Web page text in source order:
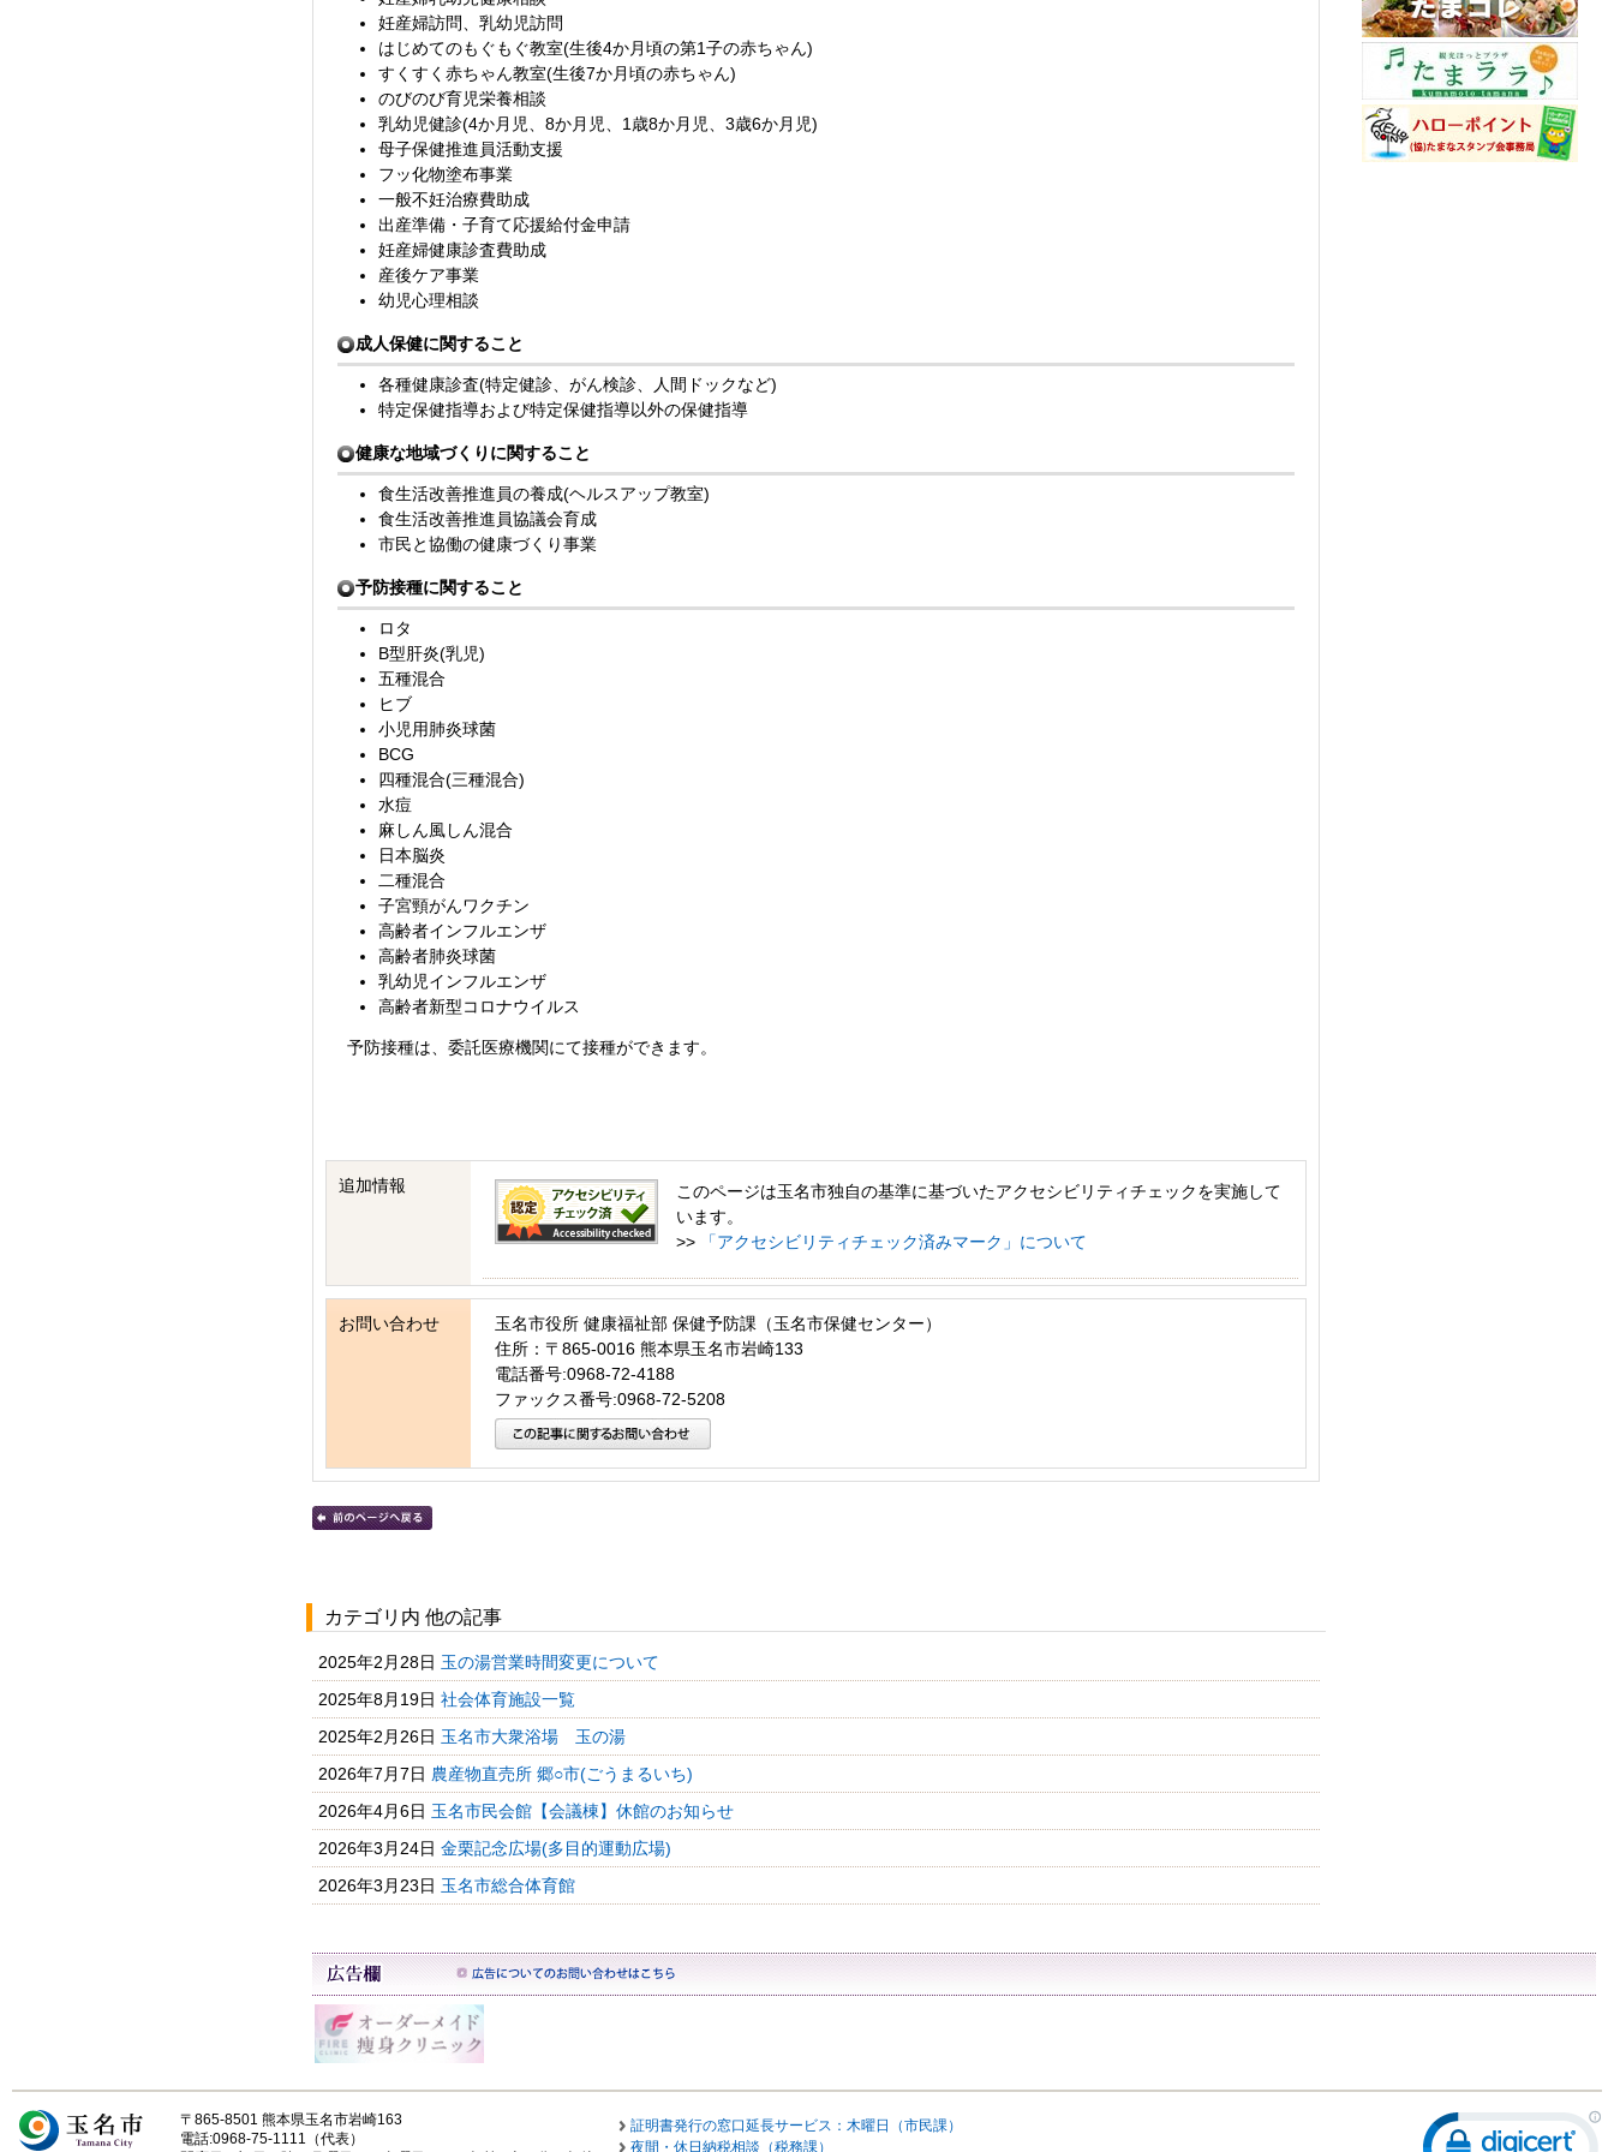
妊産婦訪問、乳幼児訪問
はじめてのもぐもぐ教室(生後4か月頃の第1子の赤ちゃん)
すくすく赤ちゃん教室(生後7か月頃の赤ちゃん)
のびのび育児栄養相談
乳幼児健診(4か月児、8か月児、1歳8か月児、3歳6か月児)
母子保健推進員活動支援
フッ化物塗布事業
一般不妊治療費助成
出産準備・子育て応援給付金申請
妊産婦健康診査費助成
産後ケア事業
幼児心理相談
成人保健に関すること
各種健康診査(特定健診、がん検診、人間ドックなど)
特定保健指導および特定保健指導以外の保健指導
健康な地域づくりに関すること
食生活改善推進員の養成(ヘルスアップ教室)
食生活改善推進員協議会育成
市民と協働の健康づくり事業
予防接種に関すること
ロタ
B型肝炎(乳児)
五種混合
ヒブ
小児用肺炎球菌
BCG
四種混合(三種混合)
水痘
麻しん風しん混合
日本脳炎
二種混合
子宮頸がんワクチン
高齢者インフルエンザ
高齢者肺炎球菌
乳幼児インフルエンザ
高齢者新型コロナウイルス
予防接種は、委託医療機関にて接種ができます。
追加情報
このページは玉名市独自の基準に基づいたアクセシビリティチェックを実施して
います。
>>
「アクセシビリティチェック済みマーク」について
お問い合わせ
玉名市役所 健康福祉部 保健予防課（玉名市保健センター）
住所：〒865-0016 熊本県玉名市岩崎133
電話番号:0968-72-4188
ファックス番号:0968-72-5208
カテゴリ内 他の記事
2025年2月28日 玉の湯営業時間変更について
2025年8月19日 社会体育施設一覧
2025年2月26日 玉名市大衆浴場 玉の湯
2026年7月7日 農産物直売所 郷○市(ごうまるいち)
2026年4月6日 玉名市民会館【会議棟】休館のお知らせ
2026年3月24日 金栗記念広場(多目的運動広場)
2026年3月23日 玉名市総合体育館
〒865-8501 熊本県玉名市岩崎163
電話:0968-75-1111（代表）
証明書発行の窓口延長サービス：木曜日（市民課）
夜間・休日納税相談（税務課）